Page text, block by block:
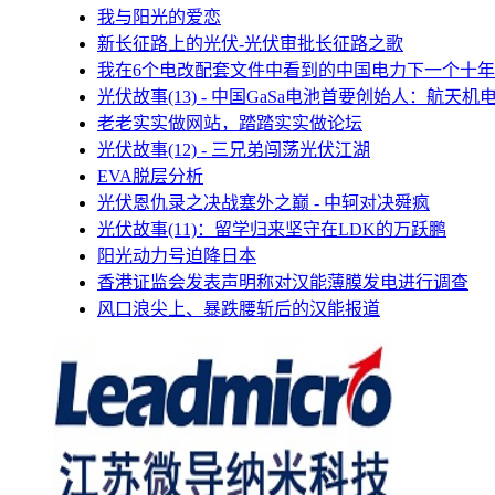
我与阳光的爱恋
新长征路上的光伏-光伏审批长征路之歌
我在6个电改配套文件中看到的中国电力下一个十年
光伏故事(13) - 中国GaSa电池首要创始人：航天机
老老实实做网站，踏踏实实做论坛
光伏故事(12) - 三兄弟闯荡光伏江湖
EVA脱层分析
光伏恩仇录之决战塞外之巅 - 中轲对决舜疯
光伏故事(11)：留学归来坚守在LDK的万跃鹏
阳光动力号迫降日本
香港证监会发表声明称对汉能薄膜发电进行调查
风口浪尖上、暴跌腰斩后的汉能报道